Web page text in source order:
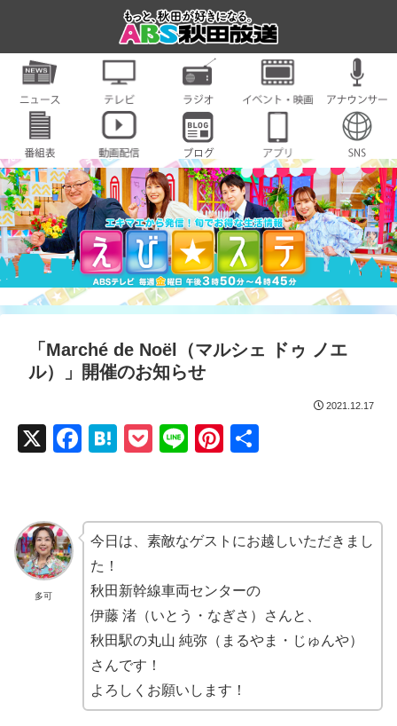
「Marché de Noël（マルシェ ドゥ ノエ
ル）」開催のお知らせ
2021.12.17
X
F
e
b
o
o
k
H
n
a
P
et
Li
Pi
e
st
多可
今日は、素敵なゲストにお越しいただきまし
た！
秋田新幹線車両センターの
伊藤 渚（いとう・なぎさ）さんと、
秋田駅の丸山 純弥（まるやま・じゅんや）
さんです！
よろしくお願いします！